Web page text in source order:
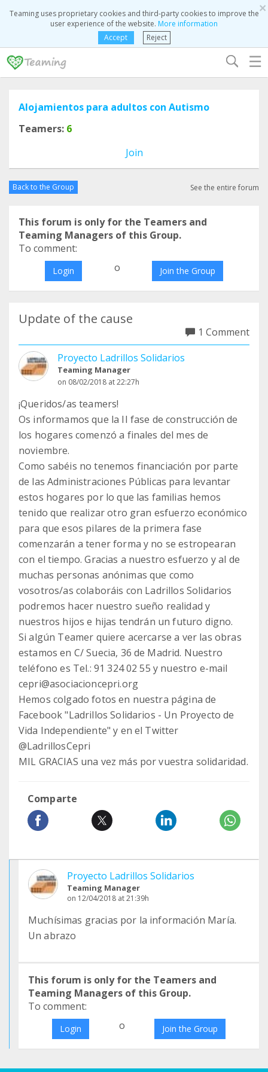
×
Teaming uses proprietary cookies and third-party cookies to improve the
user experience of the website. More information
Accept
Reject
☰
Alojamientos para adultos con Autismo
Teamers: 6
Join
Back to the Group See the entire forum
This forum is only for the Teamers and
Teaming Managers of this Group.
To comment:
Login o Join the Group
Update of the cause
1 Comment
Proyecto Ladrillos Solidarios
Teaming Manager
on 08/02/2018 at 22:27h
¡Queridos/as teamers!
Os informamos que la II fase de construcción de
los hogares comenzó a finales del mes de
noviembre.
Como sabéis no tenemos financiación por parte
de las Administraciones Públicas para levantar
estos hogares por lo que las familias hemos
tenido que realizar otro gran esfuerzo económico
para que esos pilares de la primera fase
comenzarán a tener forma y no se estropearan
con el tiempo. Gracias a nuestro esfuerzo y al de
muchas personas anónimas que como
vosotros/as colaboráis con Ladrillos Solidarios
podremos hacer nuestro sueño realidad y
nuestros hijos e hijas tendrán un futuro digno.
Si algún Teamer quiere acercarse a ver las obras
estamos en C/ Suecia, 36 de Madrid. Nuestro
teléfono es Tel.: 91 324 02 55 y nuestro e-mail
cepri@asociacioncepri.org
Hemos colgado fotos en nuestra página de
Facebook "Ladrillos Solidarios - Un Proyecto de
Vida Independiente" y en el Twitter
@LadrillosCepri
MIL GRACIAS una vez más por vuestra solidaridad.
Comparte
Proyecto Ladrillos Solidarios
Teaming Manager
on 12/04/2018 at 21:39h
Muchísimas gracias por la información María.
Un abrazo
This forum is only for the Teamers and
Teaming Managers of this Group.
To comment:
Login o Join the Group